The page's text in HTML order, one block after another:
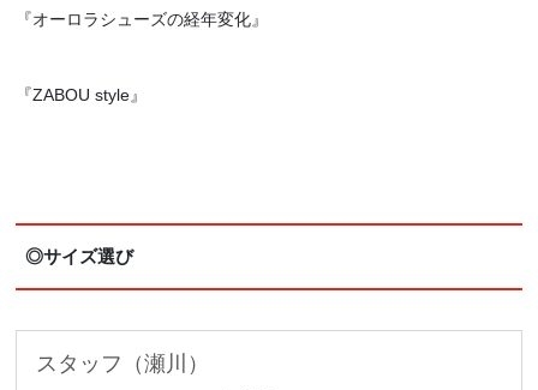
『オーロラシューズの経年変化』
『ZABOU style』
◎サイズ選び
スタッフ（瀬川）